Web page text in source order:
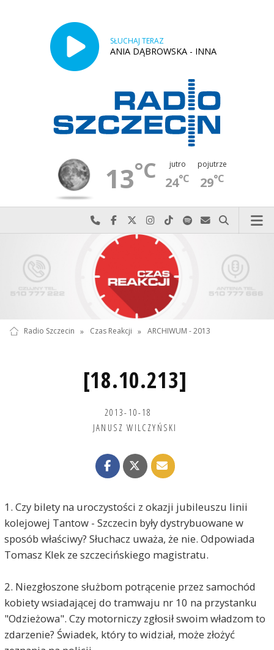
SŁUCHAJ TERAZ
ANIA DĄBROWSKA - INNA
13°C jutro
24°C
pojutrze
29°C
Najlepiej po prostu do nas zadzwoń
Odwiedź nas na Facebook-u
Odwiedź nas na X
Odwiedź nas na Instagram-ie
Odwiedź nas na TikTok-u
Szukaj nas na Spotify
Wyślij do nas
Szukaj
Radio Szczecin » Czas Reakcji » ARCHIWUM - 2013
[18.10.213]
2013-10-18
JANUSZ WILCZYŃSKI
1. Czy bilety na uroczystości z okazji jubileuszu linii
kolejowej Tantow - Szczecin były dystrybuowane w
sposób właściwy? Słuchacz uważa, że nie. Odpowiada
Tomasz Klek ze szczecińskiego magistratu.
2. Niezgłoszone służbom potrącenie przez samochód
kobiety wsiadającej do tramwaju nr 10 na przystanku
"Odzieżowa". Czy motorniczy zgłosił swoim władzom to
zdarzenie? Świadek, który to widział, może złożyć